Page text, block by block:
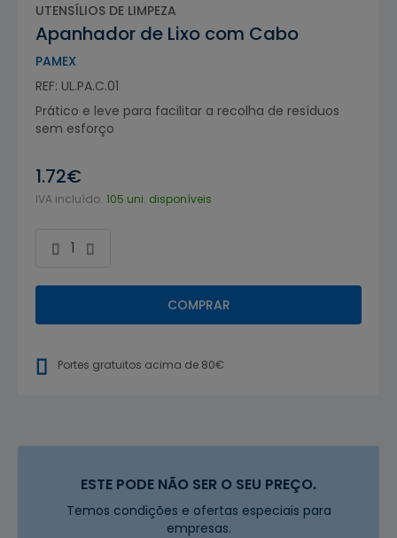
UTENSÍLIOS DE LIMPEZA
Apanhador de Lixo com Cabo
PAMEX
REF: UL.PA.C.01
Prático e leve para facilitar a recolha de resíduos
sem esforço
1.72€
IVA incluído. 105 uni. disponíveis
COMPRAR
Portes gratuitos acima de 80€
ESTE PODE NÃO SER O SEU PREÇO.
Temos condições e ofertas especiais para
empresas.